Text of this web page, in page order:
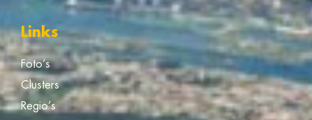
Links
Foto’s
Clusters
Regio’s